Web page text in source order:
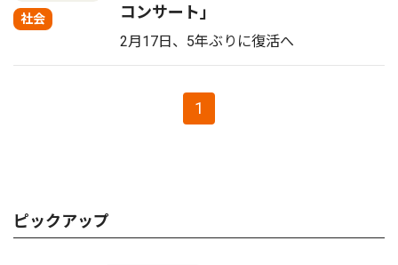
社会
コンサート｣
2月17日、5年ぶりに復活へ
1
ピックアップ